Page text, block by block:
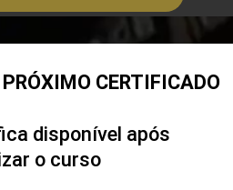
CERTIFICADO
disponível após
o curso